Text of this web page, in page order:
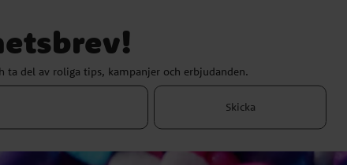
ta del av roliga tips, kampanjer och erbjudanden.
Skicka